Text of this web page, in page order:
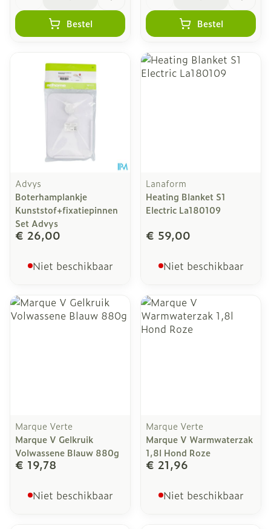
Bestel Bestel
Advys
Boterhamplankje
Kunststof+fixatiepinnen
Set Advys
€ 26,00
Niet beschikbaar
Lanaform
Heating Blanket S1
Electric La180109
€ 59,00
Niet beschikbaar
Marque Verte
Marque V Gelkruik
Volwassene Blauw 880g
€ 19,78
Niet beschikbaar
Marque Verte
Marque V Warmwaterzak
1,8l Hond Roze
€ 21,96
Niet beschikbaar